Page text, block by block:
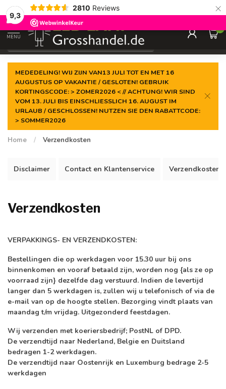
9,3
2810 Reviews ×
Gegarandeerde delaagste prijs
MENU
0
MEDEDELING! WIJ ZIJN VAN13 JULI TOT EN MET 16
AUGUSTUS OP VAKANTIE / GESLOTEN! GEBRUIK
KORTINGSCODE: > ZOMER2026 < // ACHTUNG! WIR SIND
VOM 13. JULI BIS EINSCHLIESSLICH 16. AUGUST IM
URLAUB / GESCHLOSSEN! NUTZEN SIE DEN RABATTCODE:
> SOMMER2026
Home / Verzendkosten
Disclaimer Contact en Klantenservice Verzendkosten
Verzendkosten
VERPAKKINGS- EN VERZENDKOSTEN:
Bestellingen die op werkdagen voor 15.30 uur bij ons
binnenkomen en vooraf betaald zijn, worden nog {als ze op
voorraad zijn} dezelfde dag verstuurd. Indien de levertijd
langer dan 5 werkdagen is, zullen wij u telefonisch of via de
e-mail van op de hoogte stellen. Bezorging vindt plaats van
maandag t/m vrijdag. Uitgezonderd feestdagen.
Wij verzenden met koeriersbedrijf; PostNL of DPD.
De verzendtijd naar Nederland, Belgie en Duitsland
bedragen 1-2 werkdagen.
De verzendtijd naar Oostenrijk en Luxemburg bedrage 2-5
werkdagen